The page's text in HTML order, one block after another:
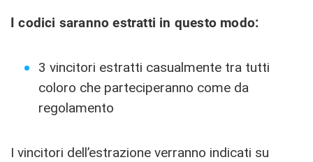
I codici saranno estratti in questo modo:
3 vincitori estratti casualmente tra tutti
coloro che parteciperanno come da
regolamento
I vincitori dell’estrazione verranno indicati su